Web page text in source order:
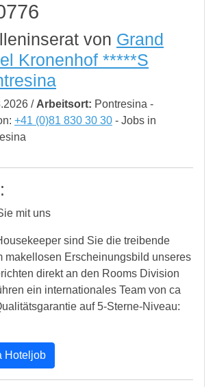
von Grand
Kronenhof *****S
/ Arbeitsort: Pontresina -
+41 (0)81 830 30 30- Jobs in
mit uns
sind Sie die treibende
makellosen Erscheinungsbild unseres
direkt an den Rooms Division
ein internationales Team von ca
auf 5-Sterne-Niveau:
Hoteljob